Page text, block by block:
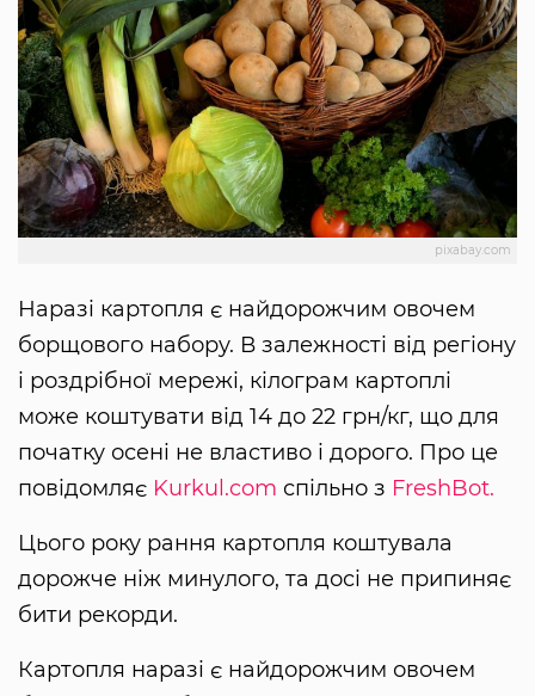
pixabay.com
Наразі картопля є найдорожчим овочем
борщового набору. В залежності від регіону
і роздрібної мережі, кілограм картоплі
може коштувати від 14 до 22 грн/кг, що для
початку осені не властиво і дорого. Про це
повідомляє Kurkul.com спільно з FreshBot.
Цього року рання картопля коштувала
дорожче ніж минулого, та досі не припиняє
бити рекорди.
Картопля наразі є найдорожчим овочем